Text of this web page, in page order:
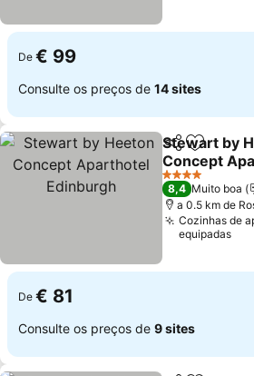
De € 99
Consulte os preços de 14 sites
Partilhar
Stewart by
Concept
Edinburgh
4 Estrelas
8,4 Muito boa
a 0.5 km de
Cozinhas de
equipadas
De € 81
Consulte os preços de 9 sites